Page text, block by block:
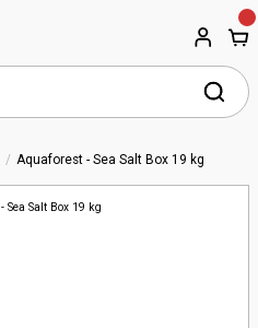
Aquaforest - Sea Salt Box 19 kg